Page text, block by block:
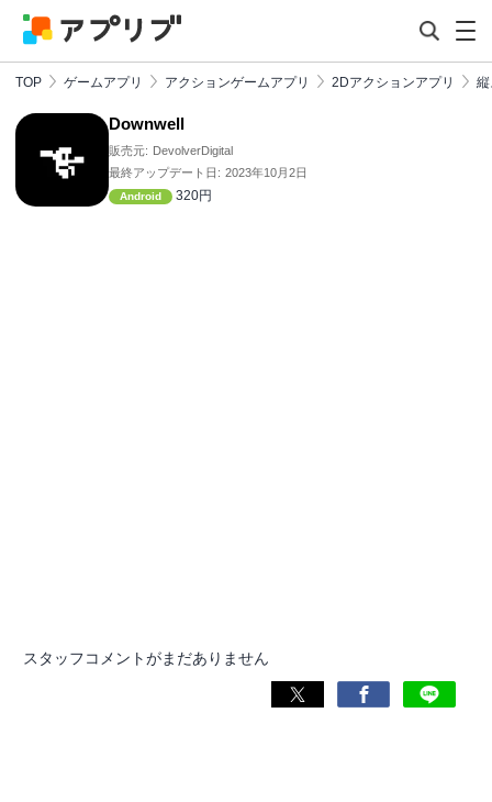
TOP ゲームアプリ アクションゲームアプリ 2Dアクションアプリ
Downwell
販売元: DevolverDigital
最終アップデート日: 2023年10月2日
Android 320円
スタッフコメントがまだありません